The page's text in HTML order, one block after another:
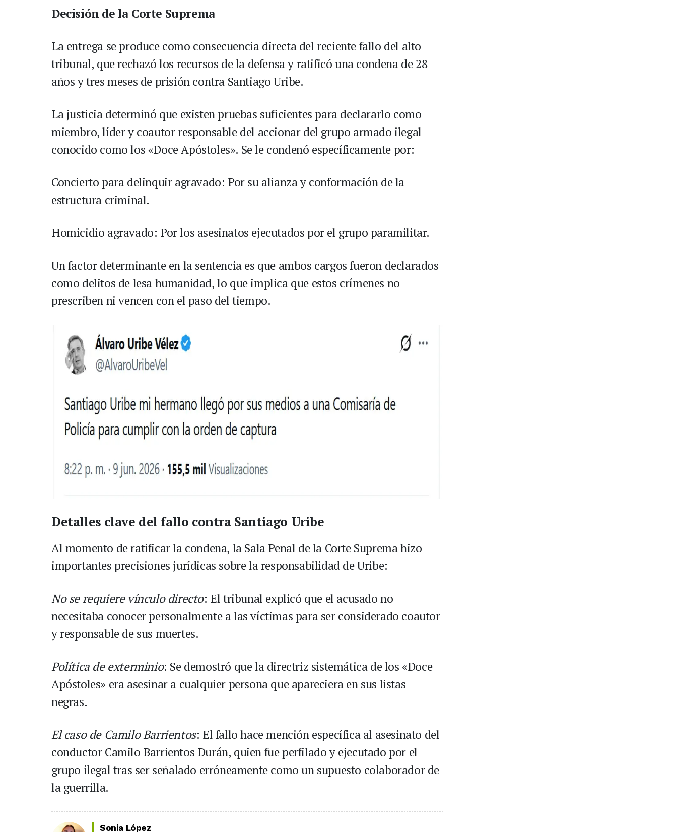
Decisión de la Corte Suprema
La entrega se produce como consecuencia directa del reciente fallo del alto
tribunal, que rechazó los recursos de la defensa y ratificó una condena de 28
años y tres meses de prisión contra Santiago Uribe.
La justicia determinó que existen pruebas suficientes para declararlo como
miembro, líder y coautor responsable del accionar del grupo armado ilegal
conocido como los «Doce Apóstoles». Se le condenó específicamente por:
Concierto para delinquir agravado: Por su alianza y conformación de la
estructura criminal.
Homicidio agravado: Por los asesinatos ejecutados por el grupo paramilitar.
Un factor determinante en la sentencia es que ambos cargos fueron declarados
como delitos de lesa humanidad, lo que implica que estos crímenes no
prescriben ni vencen con el paso del tiempo.
Detalles clave del fallo contra Santiago Uribe
Al momento de ratificar la condena, la Sala Penal de la Corte Suprema hizo
importantes precisiones jurídicas sobre la responsabilidad de Uribe:
No se requiere vínculo directo: El tribunal explicó que el acusado no
necesitaba conocer personalmente a las víctimas para ser considerado coautor
y responsable de sus muertes.
Política de exterminio: Se demostró que la directriz sistemática de los «Doce
Apóstoles» era asesinar a cualquier persona que apareciera en sus listas
negras.
El caso de Camilo Barrientos: El fallo hace mención específica al asesinato del
conductor Camilo Barrientos Durán, quien fue perfilado y ejecutado por el
grupo ilegal tras ser señalado erróneamente como un supuesto colaborador de
la guerrilla.
Sonia López